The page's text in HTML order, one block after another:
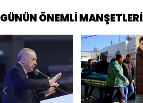
GÜNÜN ÖNEMLİ MANŞETLERİ